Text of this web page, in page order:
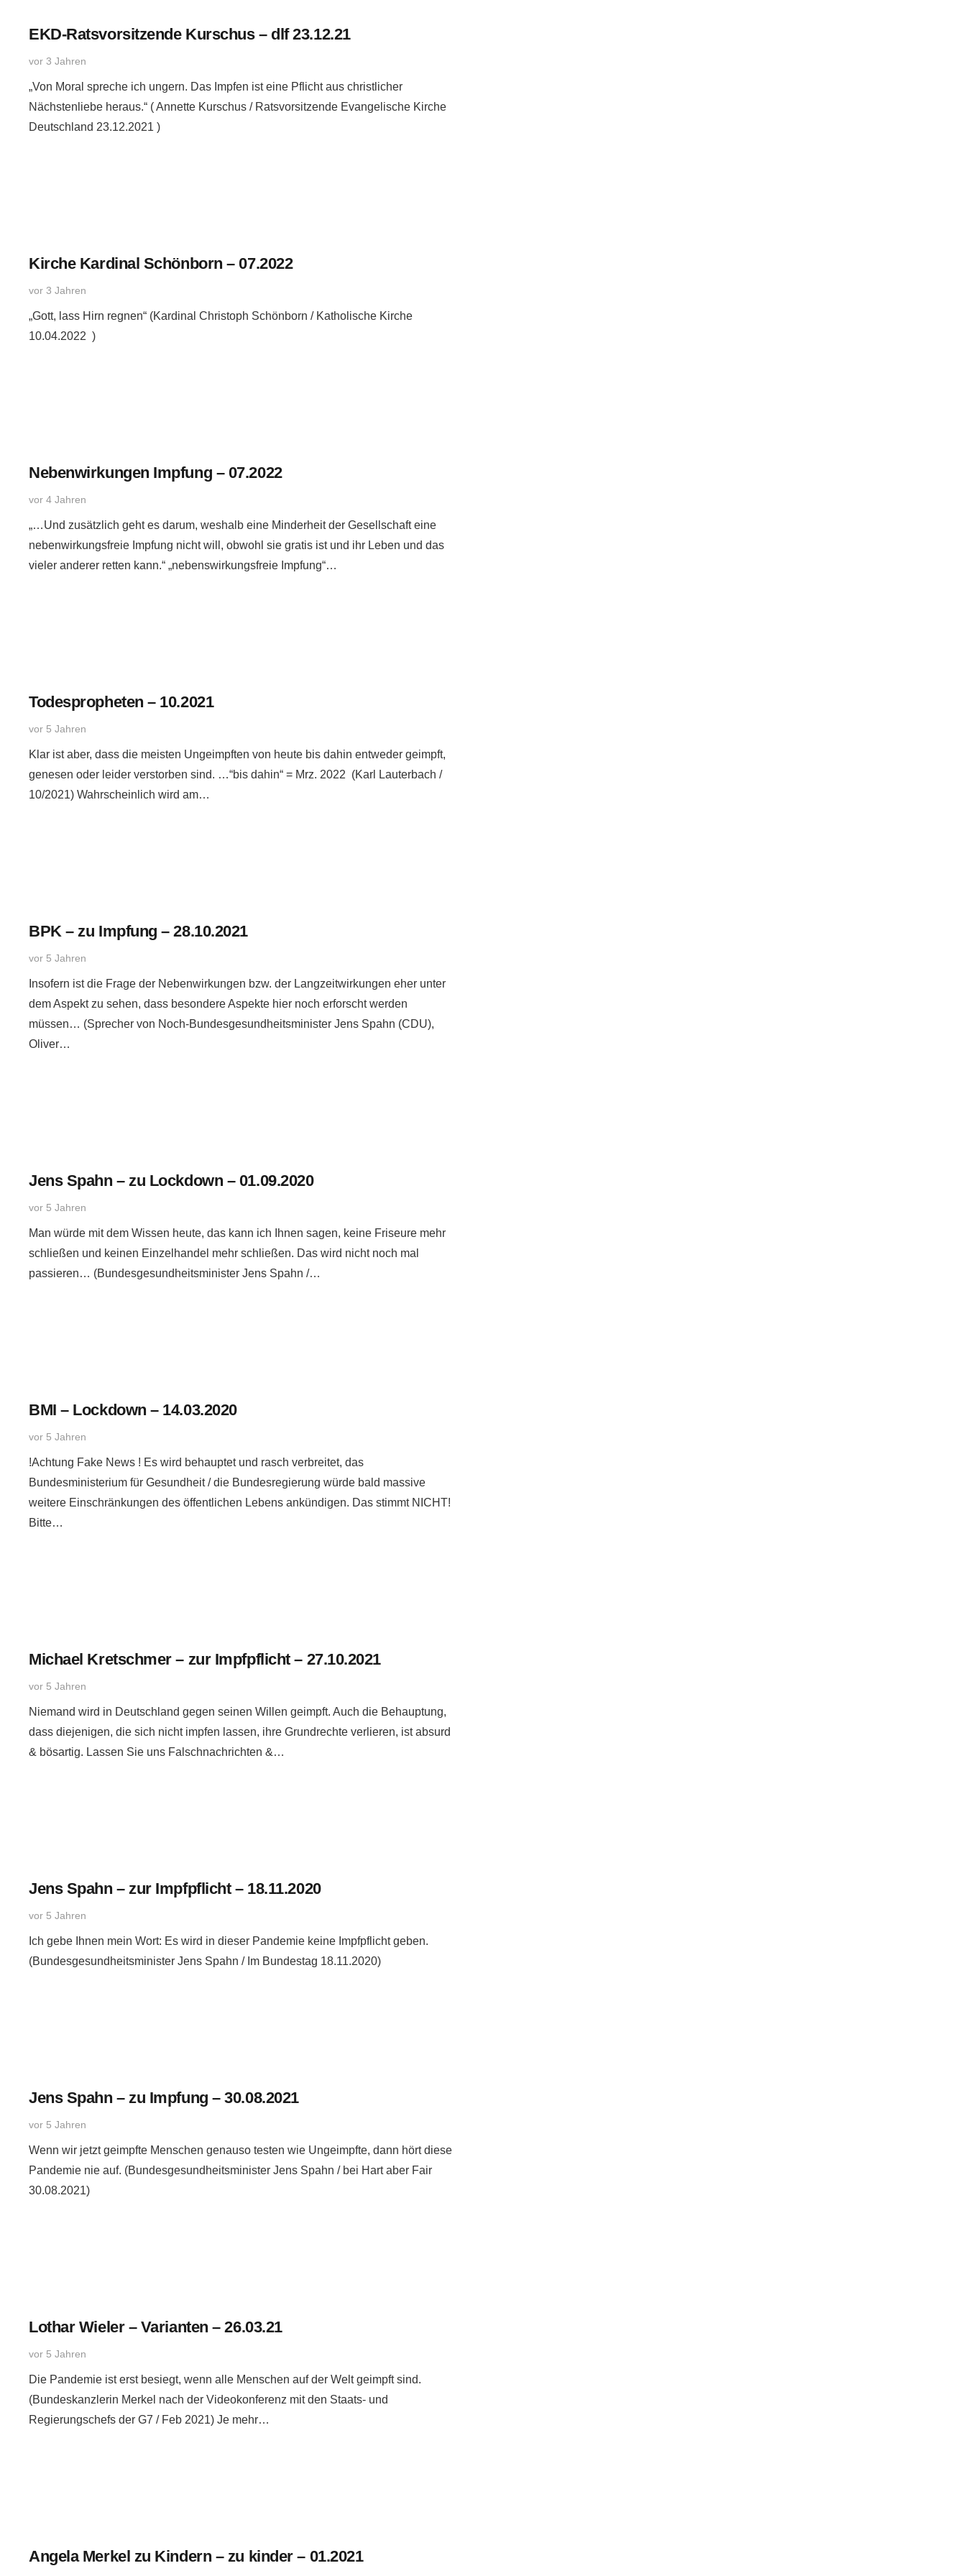
EKD-Ratsvorsitzende Kurschus – dlf 23.12.21
vor 3 Jahren
„Von Moral spreche ich ungern. Das Impfen ist eine Pflicht aus christlicher
Nächstenliebe heraus.“ ( Annette Kurschus / Ratsvorsitzende Evangelische Kirche
Deutschland 23.12.2021 )
Kirche Kardinal Schönborn – 07.2022
vor 3 Jahren
„Gott, lass Hirn regnen“ (Kardinal Christoph Schönborn / Katholische Kirche
10.04.2022 )
Nebenwirkungen Impfung – 07.2022
vor 4 Jahren
„…Und zusätzlich geht es darum, weshalb eine Minderheit der Gesellschaft eine
nebenwirkungsfreie Impfung nicht will, obwohl sie gratis ist und ihr Leben und das
vieler anderer retten kann.“ „nebenswirkungsfreie Impfung“…
Todespropheten – 10.2021
vor 5 Jahren
Klar ist aber, dass die meisten Ungeimpften von heute bis dahin entweder geimpft,
genesen oder leider verstorben sind. …“bis dahin“ = Mrz. 2022 (Karl Lauterbach /
10/2021) Wahrscheinlich wird am…
BPK – zu Impfung – 28.10.2021
vor 5 Jahren
Insofern ist die Frage der Nebenwirkungen bzw. der Langzeitwirkungen eher unter
dem Aspekt zu sehen, dass besondere Aspekte hier noch erforscht werden
müssen… (Sprecher von Noch-Bundesgesundheitsminister Jens Spahn (CDU),
Oliver…
Jens Spahn – zu Lockdown – 01.09.2020
vor 5 Jahren
Man würde mit dem Wissen heute, das kann ich Ihnen sagen, keine Friseure mehr
schließen und keinen Einzelhandel mehr schließen. Das wird nicht noch mal
passieren… (Bundesgesundheitsminister Jens Spahn /…
BMI – Lockdown – 14.03.2020
vor 5 Jahren
!Achtung Fake News ! Es wird behauptet und rasch verbreitet, das
Bundesministerium für Gesundheit / die Bundesregierung würde bald massive
weitere Einschränkungen des öffentlichen Lebens ankündigen. Das stimmt NICHT!
Bitte…
Michael Kretschmer – zur Impfpflicht – 27.10.2021
vor 5 Jahren
Niemand wird in Deutschland gegen seinen Willen geimpft. Auch die Behauptung,
dass diejenigen, die sich nicht impfen lassen, ihre Grundrechte verlieren, ist absurd
& bösartig. Lassen Sie uns Falschnachrichten &…
Jens Spahn – zur Impfpflicht – 18.11.2020
vor 5 Jahren
Ich gebe Ihnen mein Wort: Es wird in dieser Pandemie keine Impfpflicht geben.
(Bundesgesundheitsminister Jens Spahn / Im Bundestag 18.11.2020)
Jens Spahn – zu Impfung – 30.08.2021
vor 5 Jahren
Wenn wir jetzt geimpfte Menschen genauso testen wie Ungeimpfte, dann hört diese
Pandemie nie auf. (Bundesgesundheitsminister Jens Spahn / bei Hart aber Fair
30.08.2021)
Lothar Wieler – Varianten – 26.03.21
vor 5 Jahren
Die Pandemie ist erst besiegt, wenn alle Menschen auf der Welt geimpft sind.
(Bundeskanzlerin Merkel nach der Videokonferenz mit den Staats- und
Regierungschefs der G7 / Feb 2021) Je mehr…
Angela Merkel zu Kindern – zu kinder – 01.2021